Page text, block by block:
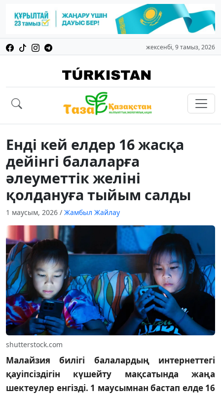
жексенбі, 9 тамыз, 2026
Енді кей елдер 16 жасқа
дейінгі балаларға
әлеуметтік желіні
қолдануға тыйым салды
1 маусым, 2026 / Жамбыл Жайлау
shutterstock.com
Малайзия билігі балалардың интернеттегі
қауіпсіздігін күшейту мақсатында жаңа
шектеулер енгізді. 1 маусымнан бастап елде 16